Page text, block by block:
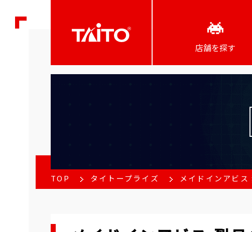
店舗を探す
TOP タイトープライズ メイドインアビ